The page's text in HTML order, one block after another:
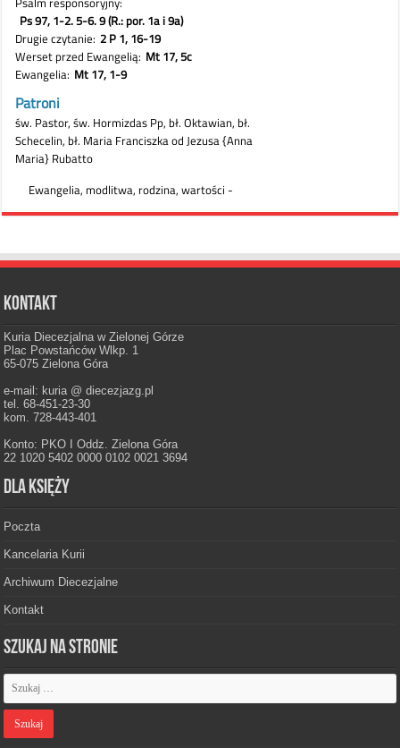
Kontakt
Kuria Diecezjalna w Zielonej Górze
Plac Powstańców Wlkp. 1
65-075 Zielona Góra
e-mail: kuria @ diecezjazg.pl
tel. 68-451-23-30
kom. 728-443-401
Konto: PKO I Oddz. Zielona Góra
22 1020 5402 0000 0102 0021 3694
Dla księży
Poczta
Kancelaria Kurii
Archiwum Diecezjalne
Kontakt
Szukaj na stronie